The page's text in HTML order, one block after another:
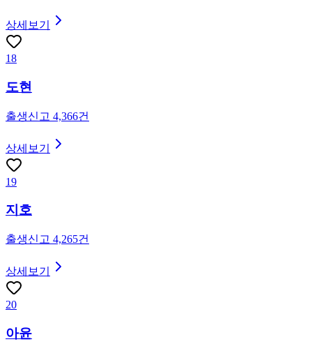
상세보기
18
도현
출생신고 4,366건
상세보기
19
지호
출생신고 4,265건
상세보기
20
아윤